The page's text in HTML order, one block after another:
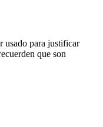
usado para justificar
que son